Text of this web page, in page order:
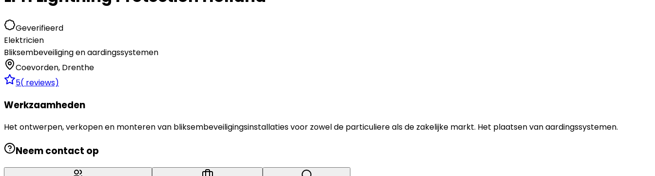
Geverifieerd
Elektricien
Bliksembeveiliging en aardingssystemen
Coevorden, Drenthe
5( reviews)
Werkzaamheden
Het ontwerpen, verkopen en monteren van bliksembeveiligingsinstallaties voor zowel de particuliere als de zakelijke markt. Het plaatsen van aardingssystemen.
Neem contact op